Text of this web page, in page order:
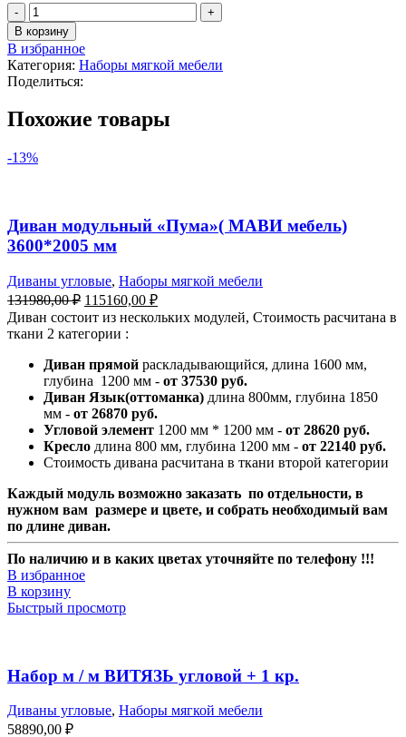
В корзину
В избранное
Категория: Наборы мягкой мебели
Поделиться:
Похожие товары
-13%
Диван модульный «Пума»( МАВИ мебель)
3600*2005 мм
Диваны угловые, Наборы мягкой мебели
131980,00₽ 115160,00 ₽
Диван состоит из нескольких модулей, Стоимость расчитана в
ткани 2 категории :
Диван прямой раскладывающийся, длина 1600 мм,
глубина 1200 мм - от 37530 руб.
Диван Язык(оттоманка) длина 800мм, глубина 1850
мм - от 26870 руб.
Угловой элемент 1200 мм * 1200 мм - от 28620 руб.
Кресло длина 800 мм, глубина 1200 мм - от 22140 руб.
Стоимость дивана расчитана в ткани второй категории
Каждый модуль возможно заказать по отдельности, в
нужном вам размере и цвете, и собрать необходимый вам
по длине диван.
По наличию и в каких цветах уточняйте по телефону !!!
В избранное
В корзину
Быстрый просмотр
Набор м / м ВИТЯЗЬ угловой + 1 кр.
Диваны угловые, Наборы мягкой мебели
58890,00 ₽